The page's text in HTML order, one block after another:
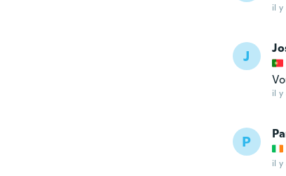
il y
J
il y
P
il y